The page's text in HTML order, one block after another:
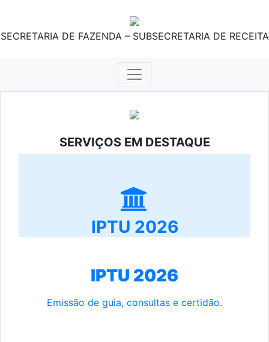
SECRETARIA DE FAZENDA – SUBSECRETARIA DE RECEITA
SERVIÇOS EM DESTAQUE
IPTU 2026
IPTU 2026
Emissão de guia, consultas e certidão.